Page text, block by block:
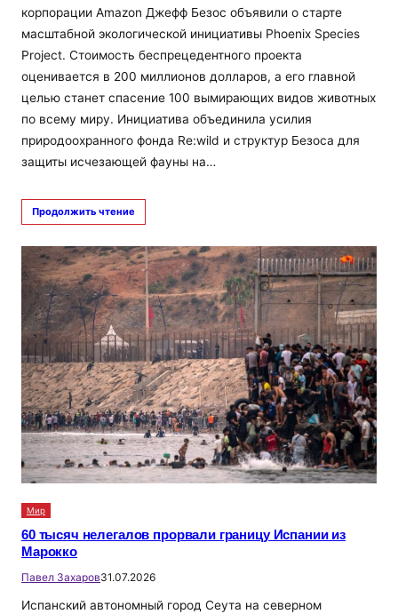
корпорации Amazon Джефф Безос объявили о старте
масштабной экологической инициативы Phoenix Species
Project. Стоимость беспрецедентного проекта
оценивается в 200 миллионов долларов, а его главной
целью станет спасение 100 вымирающих видов животных
по всему миру. Инициатива объединила усилия
природоохранного фонда Re:wild и структур Безоса для
защиты исчезающей фауны на…
Продолжить чтение
Мир
60 тысяч нелегалов прорвали границу Испании из
Марокко
Павел Захаров31.07.2026
Испанский автономный город Сеута на северном